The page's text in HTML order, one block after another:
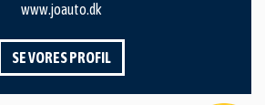
www.joauto.dk
SE VORES PROFIL